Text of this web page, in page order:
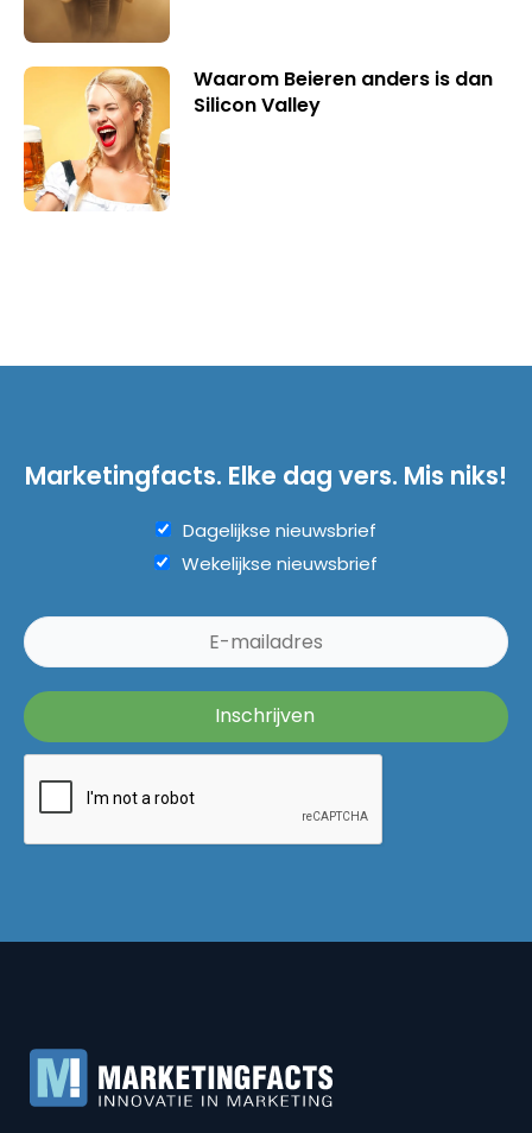
Waarom Beieren anders is dan
Silicon Valley
Marketingfacts. Elke dag vers. Mis niks!
Dagelijkse nieuwsbrief
Wekelijkse nieuwsbrief